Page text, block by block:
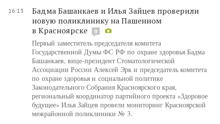
16:13
Бадма Башанкаев и Илья Зайцев проверили
новую поликлинику на Пашенном
в Красноярске
9
Первый заместитель председателя комитета
Государственной Думы ФС РФ по охране здоровья Бадма
Башанкаев, вице-президент Стоматологической
Ассоциации России Алексей Эрк и председатель комитета
по охране здоровья и социальной политике
Законодательного Собрания Красноярского края,
региональный координатор партийного проекта «Здоровое
будущее» Илья Зайцев провели мониторинг Красноярской
межрайонной поликлиники № 3.